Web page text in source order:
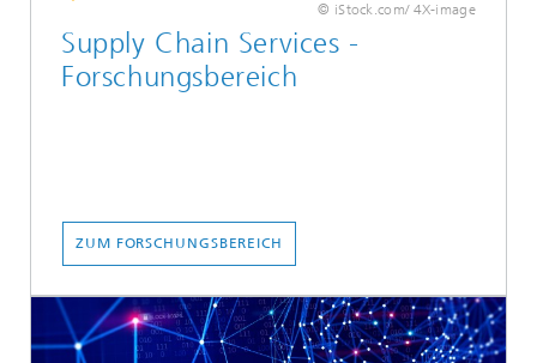
© iStock.com/ 4X-image
Supply Chain Services -
Forschungsbereich
ZUM FORSCHUNGSBEREICH